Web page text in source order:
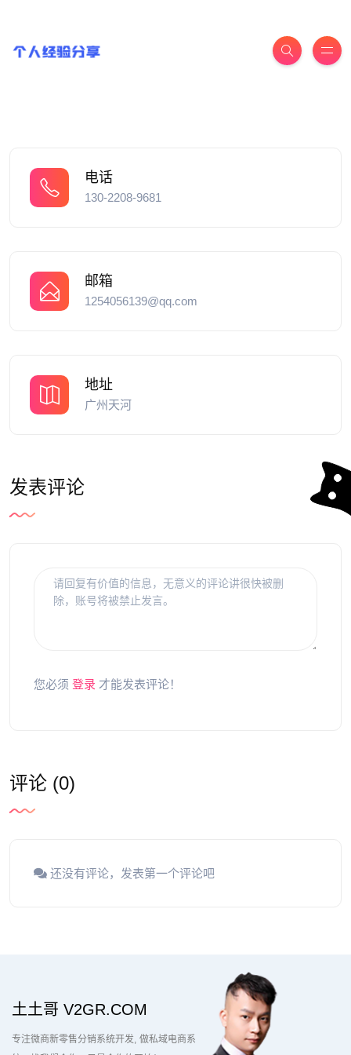
电话
130-2208-9681
邮箱
1254056139@qq.com
地址
广州天河
发表评论
您必须 登录 才能发表评论！
评论 (0)
还没有评论，发表第一个评论吧
土土哥 V2GR.COM
专注微商新零售分销系统开发 做私域电商系